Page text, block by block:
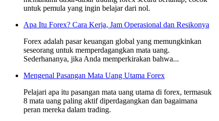
untuk pemula yang ingin belajar dari nol.
Apa Itu Forex? Cara Kerja, Jam Operasional dan Resikonya
Forex adalah pasar keuangan global yang memungkinkan
seseorang untuk memperdagangkan mata uang.
Sederhananya, jika Anda memperkirakan bahwa...
Mengenal Pasangan Mata Uang Utama Forex
Pelajari apa itu pasangan mata uang utama di forex, termasuk
8 mata uang paling aktif diperdagangkan dan bagaimana
peran mereka dalam trading.